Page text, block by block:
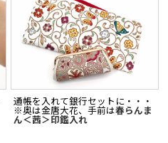
通帳を入れて銀行セットに・・・
※奥は金唐大花、手前は春らんま
ん＜茜＞印鑑入れ